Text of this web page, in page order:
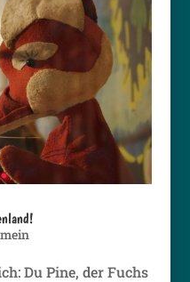
Du Pine, der Fuchs